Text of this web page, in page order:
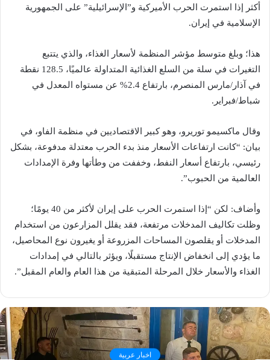
أكثر إذا استمرت الحرب الأميركية و”الإسرائيلية” علی الجمهورية
الإسلامية في إيران.
هذا؛ وبلغ متوسط مؤشر المنظمة لأسعار الغذاء، والذي يتتبع
التغيرات في سلة من السلع الغذائية المتداولة عالميًا، 128.5 نقطة
في آذار/مارس المنصرم، بارتفاع 2.4% عن مستواه المعدل في
شباط/فبراير.
وقال ماكسيمو توريرو، وهو كبير الاقتصاديين في منظمة الفاو، في
بيان: “كانت ارتفاعات الأسعار منذ بدء الحرب معتدلة مدفوعة، بشكل
رئيسي، بارتفاع أسعار النفط، وخففت من وطأتها وفرة الإمدادات
العالمية من الحبوب”.
وأضاف: لكن “إذا استمرت الحرب على إيران لأكثر من 40 يومًا؛
وظلت تكاليف المدخلات مرتفعة، فقد يقلل المزارعون من استخدام
المدخلات أو يقلصون المساحات المزروعة أو يغيرون نوع المحاصيل،
ما يؤدي إلى انخفاض الإنتاج مستقبلًا، ويؤثر بالتالي في إمدادات
الغذاء والأسعار خلال المرحلة المتبقية من هذا العام والعام المقبل”.
اخبار عربية